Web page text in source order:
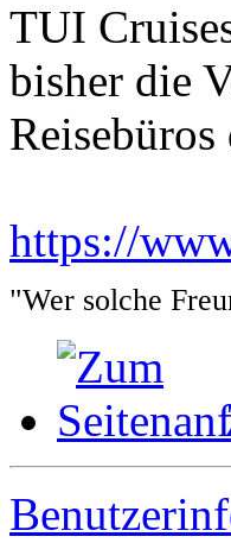
TUI
bisher die
https://
"Wer solche